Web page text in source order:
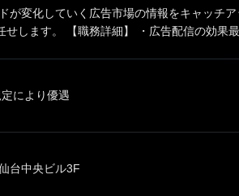
が変化していく広告市場の情報をキャッチ
せします。 【職務詳細】 ・広告配信の効果
により優遇
台中央ビル3F